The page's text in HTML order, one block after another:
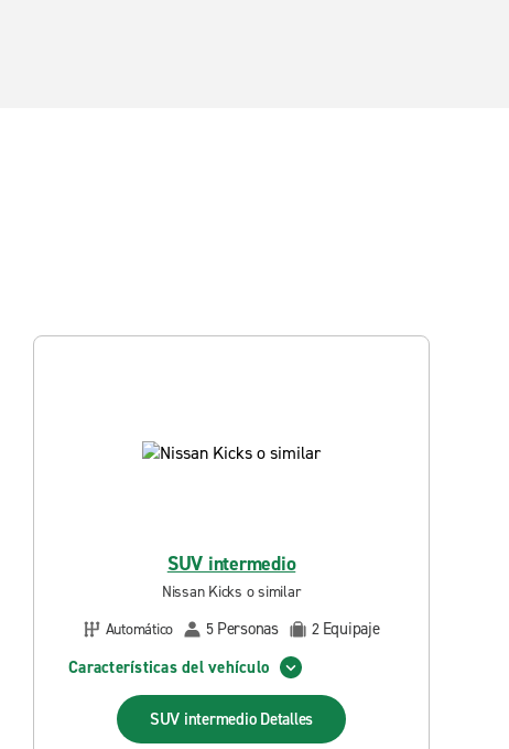
SUV intermedio
Nissan Kicks o similar
Automático
5 Personas 2 Equipaje
Características del vehículo
SUV intermedio Detalles